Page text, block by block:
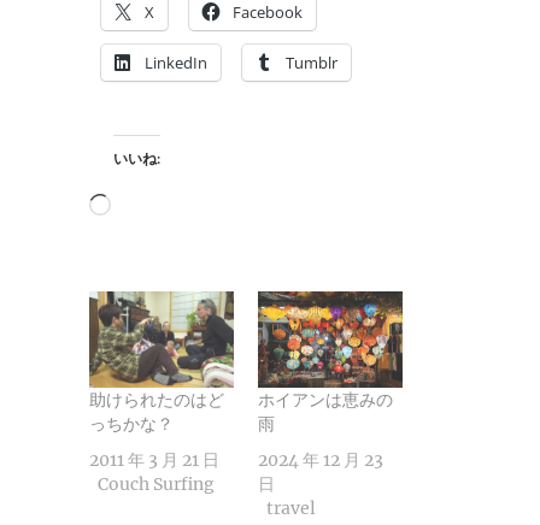
X Facebook
LinkedIn Tumblr
いいね:
読
中…
助けられたのはど
っちかな？
2011 年 3 月 21 日
Couch Surfing
ホイアンは恵みの
雨
2024 年 12 月 23
日
travel